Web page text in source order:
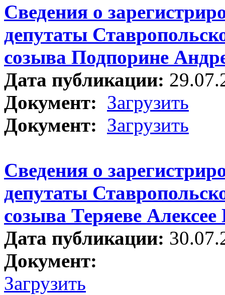
Сведения о
депутаты
созыва Подпорине
Дата публикации:
Документ: Загрузить
Документ: Загрузить
Сведения о
депутаты
созыва Теряеве Алексее
Дата публикации:
Документ:
Загрузить